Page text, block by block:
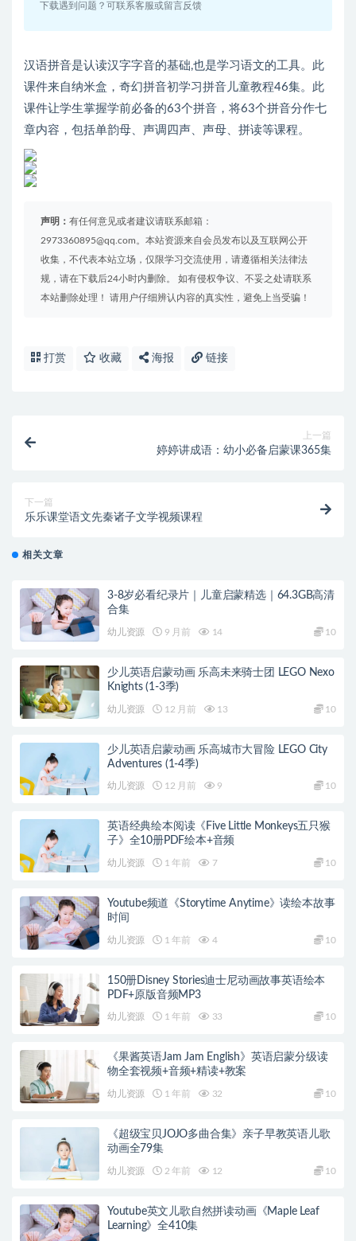
下载遇到问题？可联系客服或留言反馈
汉语拼音是认读汉字字音的基础,也是学习语文的工具。此
课件来自纳米盒，奇幻拼音初学习拼音儿童教程46集。此
课件让学生掌握学前必备的63个拼音，将63个拼音分作七
章内容，包括单韵母、声调四声、声母、拼读等课程。
声明： 有任何意见或者建议请联系邮箱：
2973360895@qq.com。本站资源来自会员发布以及互联网公开
收集，不代表本站立场，仅限学习交流使用，请遵循相关法律法
规，请在下载后24小时内删除。 如有侵权争议、不妥之处请联系
本站删除处理！ 请用户仔细辨认内容的真实性，避免上当受骗！
打赏 收藏 海报 链接
上一篇
婷婷讲成语：幼小必备启蒙课365集
下一篇
乐乐课堂语文先秦诸子文学视频课程
相关文章
3-8岁必看纪录片｜儿童启蒙精选｜64.3GB高清
合集
幼儿资源 9 月前 14 10
少儿英语启蒙动画 乐高未来骑士团 LEGO Nexo
Knights (1-3季)
幼儿资源 12 月前 13 10
少儿英语启蒙动画 乐高城市大冒险 LEGO City
Adventures (1-4季)
幼儿资源 12 月前 9 10
英语经典绘本阅读《Five Little Monkeys五只猴
子》全10册PDF绘本+音频
幼儿资源 1 年前 7 10
Youtube频道《Storytime Anytime》读绘本故事
时间
幼儿资源 1 年前 4 10
150册Disney Stories迪士尼动画故事英语绘本
PDF+原版音频MP3
幼儿资源 1 年前 33 10
《果酱英语Jam Jam English》英语启蒙分级读
物全套视频+音频+精读+教案
幼儿资源 1 年前 32 10
《超级宝贝JOJO多曲合集》亲子早教英语儿歌
动画全79集
幼儿资源 2 年前 12 10
Youtube英文儿歌自然拼读动画《Maple Leaf
Learning》全410集